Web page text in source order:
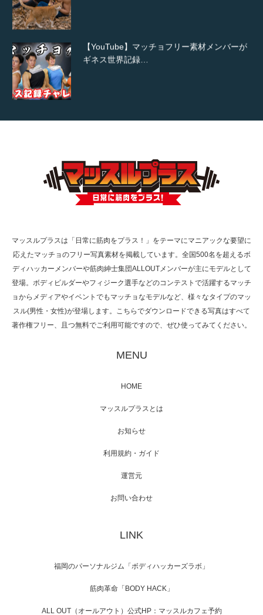
【YouTube】マッチョフリー素材メンバーが
ギネス世界記録…
TOKYO FMラジオ番組「ONE MORNING」
で紹介さ…
た（6/8放送）
映画「メカバース」舞台挨拶へマッスルプラ
【TV】NHK BS「COOL JAPAN 」にてマッス
「ねとらぼ」さんに…
マッスルプラスは「日常に筋肉をプラス！」をテーマにマニアックな要望に
応えたマッチョのフリー写真素材を掲載しています。全国500名を超えるボ
ディハッカーメンバーや筋肉紳士集団ALLOUTメンバーが主にモデルとして
登場。ボディビルダーやフィジーク選手などのコンテストで活躍するマッチ
ョからメディアやイベントでもマッチョなモデルなど、様々なタイプのマッ
スル(男性・女性)が登場します。こちらでダウンロードできる写真はすべて
著作権フリー、且つ無料でご利用可能ですので、ぜひ使ってみてください。
MENU
HOME
マッスルプラスとは
お知らせ
利用規約・ガイド
運営元
お問い合わせ
LINK
福岡のパーソナルジム「ボディハッカーズラボ」
筋肉革命「BODY HACK」
ALL OUT（オールアウト）公式HP：マッスルカフェ予約